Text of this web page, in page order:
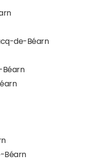
de-Béarn
Béarn
Béarn